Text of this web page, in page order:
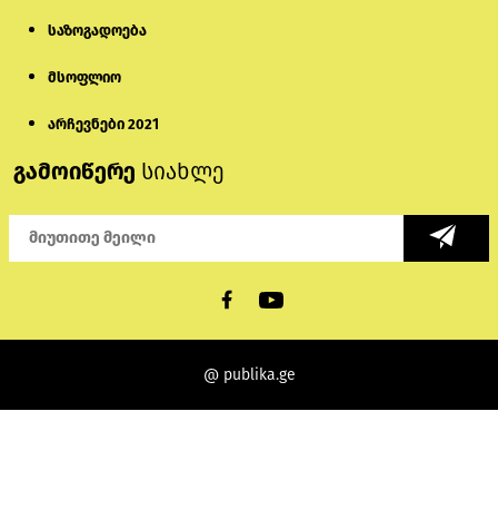
საზოგადოება
მსოფლიო
არჩევნები 2021
გამოიწერე სიახლე
@ publika.ge